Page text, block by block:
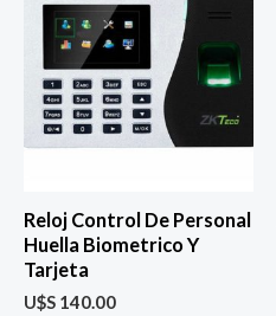
Reloj Control De Personal
Huella Biometrico Y
Tarjeta
U$S 140.00